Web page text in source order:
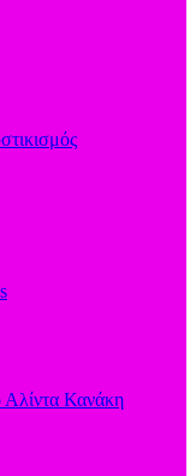
Αλίντα Κανάκη